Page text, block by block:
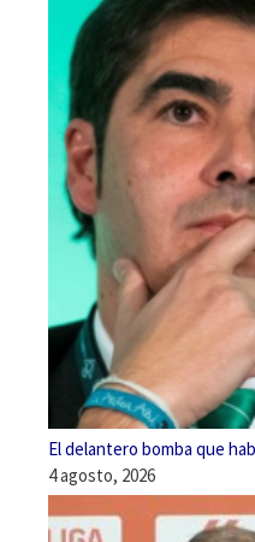
El delantero bomba que
4 agosto, 2026